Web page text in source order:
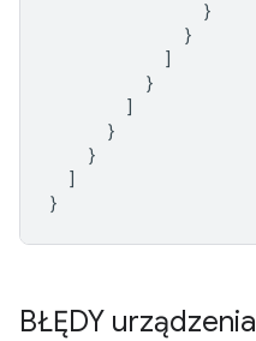
}
}
]
}
]
}
}
]
}
BŁĘDY urządzenia